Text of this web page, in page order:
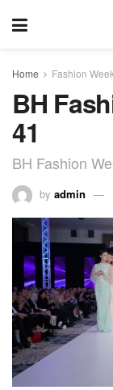
Home Fashion Week
BH
41
BH Fashion
by admin